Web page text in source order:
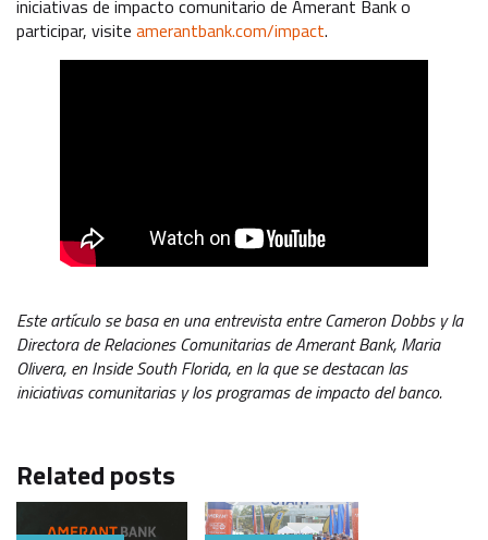
iniciativas de impacto comunitario de Amerant Bank o
participar, visite amerantbank.com/impact.
Este artículo se basa en una entrevista entre Cameron Dobbs y la
Directora de Relaciones Comunitarias de Amerant Bank, Maria
Olivera, en Inside South Florida, en la que se destacan las
iniciativas comunitarias y los programas de impacto del banco.
Related posts